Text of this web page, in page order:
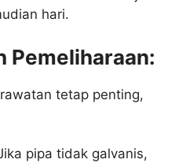
hari.
Pemeliharaan:
tetap penting,
pipa tidak galvanis,